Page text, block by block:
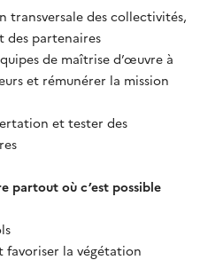
transversale des collectivités,
des partenaires
de maîtrise d’œuvre à
et rémunérer la mission
et tester des
partout où c’est possible
favoriser la végétation